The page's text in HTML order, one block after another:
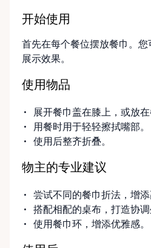
开始使用
首先在每个餐位摆放餐巾。
展示效果。
使用物品
展开餐巾盖在膝上，或放在
用餐时用于轻轻擦拭嘴部。
使用后整齐折叠。
物主的专业建议
尝试不同的餐巾折法，增添
搭配相配的桌布，打造协调
使用餐巾环，增添优雅感。